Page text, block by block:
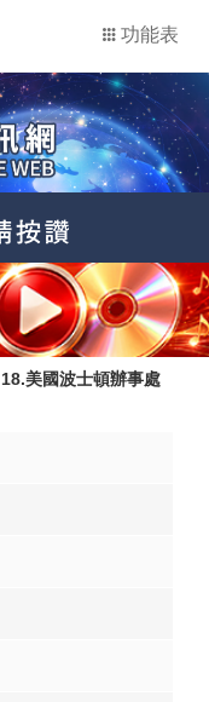
功能表
18.美國波士頓辦事處